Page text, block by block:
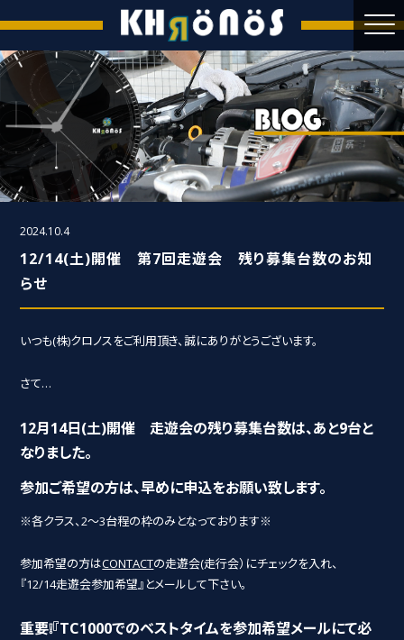
2024.10.4
12/14(土)開催 第7回走遊会 残り募集台数のお知
らせ
いつも(株)クロノスをご利用頂き、誠にありがとうございます。
さて…
12月14日(土)開催 走遊会の残り募集台数は、あと9台と
なりました。
参加ご希望の方は、早めに申込をお願い致します。
※各クラス、2～3台程の枠のみとなっております※
参加希望の方はCONTACTの走遊会(走行会）にチェックを入れ、
『12/14走遊会参加希望』とメールして下さい。
重要❕『TC1000でのベストタイムを参加希望メールにて必